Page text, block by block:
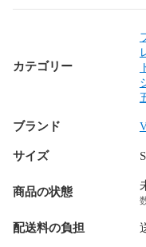
カテゴリー
ブランド
サイズ S
商品の状態
配送料の負担